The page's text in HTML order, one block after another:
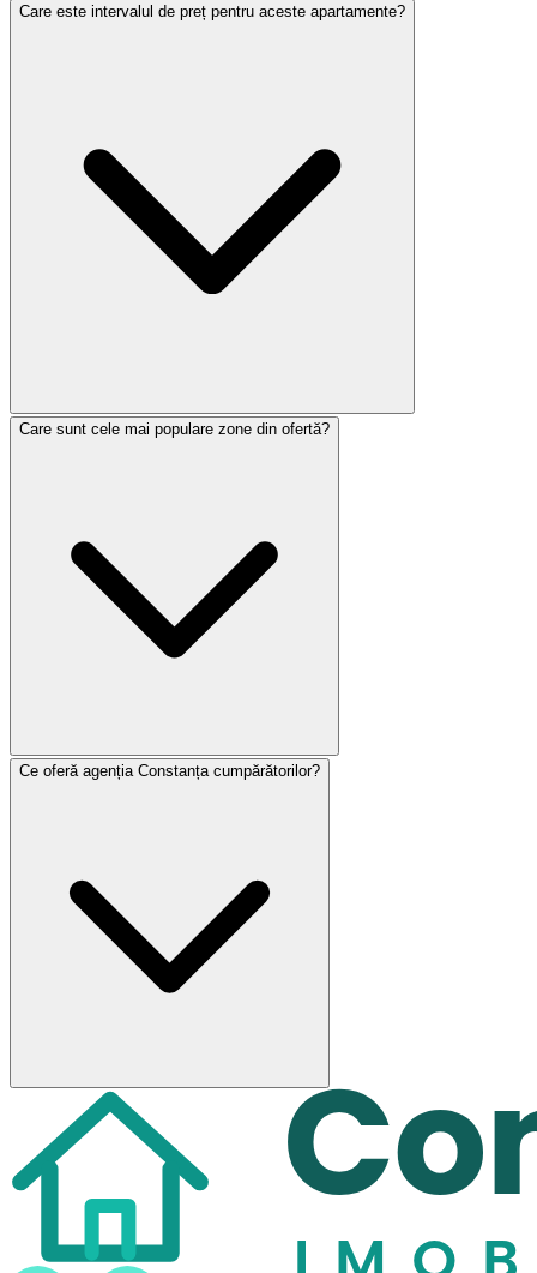
Care este intervalul de preț pentru aceste apartamente?
Care sunt cele mai populare zone din ofertă?
Ce oferă agenția Constanța cumpărătorilor?